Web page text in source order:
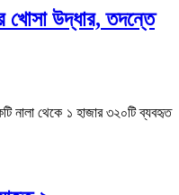
খোসা উদ্ধার, তদন্তে
নালা থেকে ১ হাজার ৩২০টি ব্যবহৃত